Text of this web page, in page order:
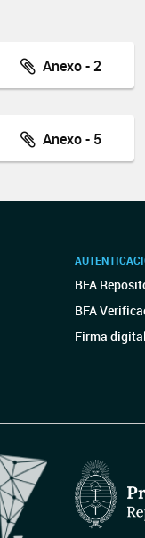
Anexo - 2
Anexo - 5
BFA
BFA
Firma digital